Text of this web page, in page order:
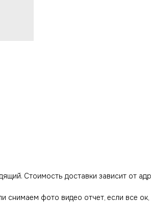
Стоимость доставки зависит от
фото видео отчет, если все